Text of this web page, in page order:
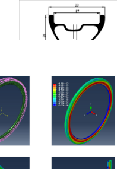
Vægt: 285±15g (AM niveau)
Vægt: 340±15g (DH-niveau)
ERD: 599 mm
Egerhuller: 24/28/32
Max dæktryk: 60 PSI